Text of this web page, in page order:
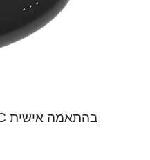
אוזניות בלוטות' ANC בהתאמה אישית